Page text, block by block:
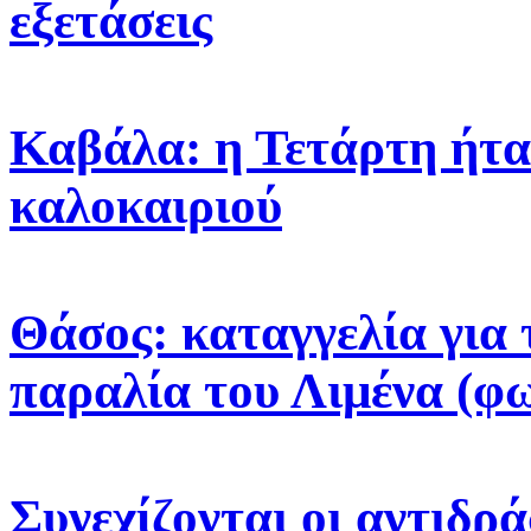
εξετάσεις
Καβάλα: η Τετάρτη
καλοκαιριού
Θάσος: καταγγελία για
παραλία του Λιμένα
Συνεχίζονται οι